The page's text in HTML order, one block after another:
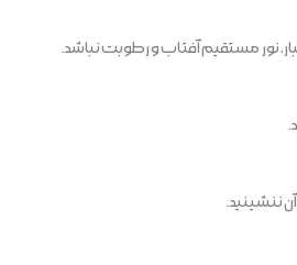
نور مستقیم آفتاب و رطوبت نباشد.
ننشینید.